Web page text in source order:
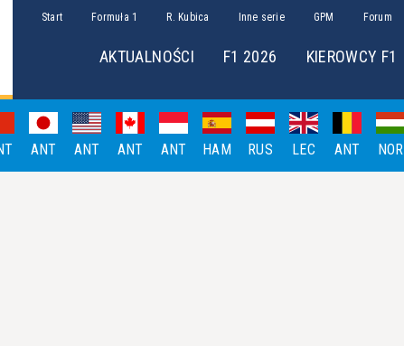
Start Formuła 1 R. Kubica Inne serie GPM Forum
AKTUALNOŚCI F1 2026 KIEROWCY F1
ANT ANT ANT ANT HAM RUS LEC ANT NOR